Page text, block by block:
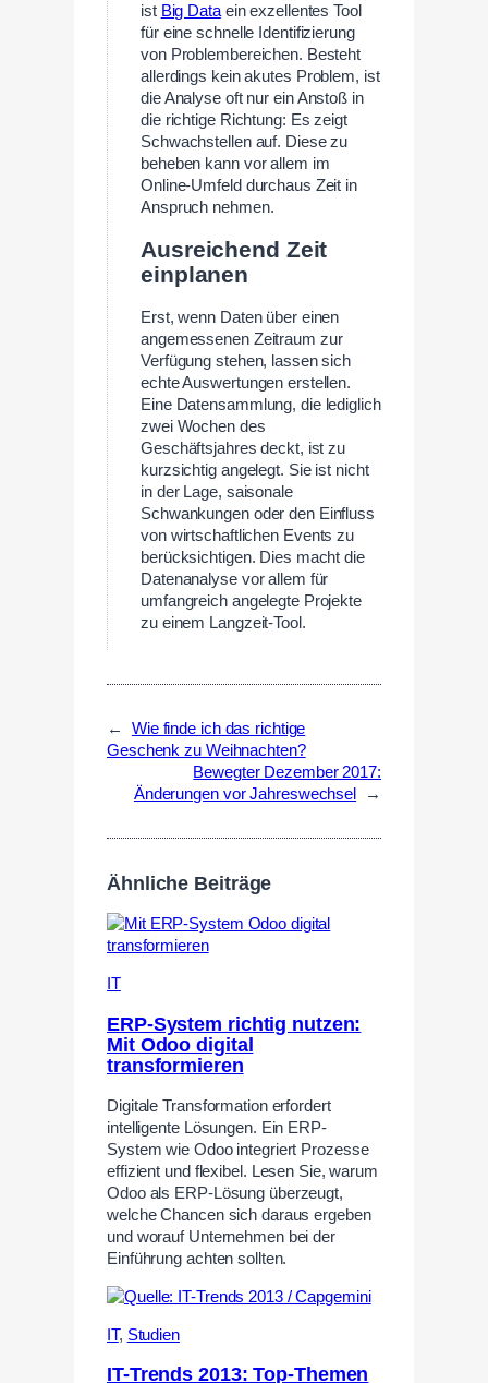
ist Big Dataein exzellentes Tool
für eine schnelle Identifizierung
von Problembereichen. Besteht
allerdings kein akutes Problem, ist
die Analyse oft nur ein Anstoß in
die richtige Richtung: Es zeigt
Schwachstellen auf. Diese zu
beheben kann vor allem im
Online-Umfeld durchaus Zeit in
Anspruch nehmen.
Ausreichend Zeit
einplanen
Erst, wenn Daten über einen
angemessenen Zeitraum zur
Verfügung stehen, lassen sich
echte Auswertungen erstellen.
Eine Datensammlung, die lediglich
zwei Wochen des
Geschäftsjahres deckt, ist zu
kurzsichtig angelegt. Sie ist nicht
in der Lage, saisonale
Schwankungen oder den Einfluss
von wirtschaftlichen Events zu
berücksichtigen. Dies macht die
Datenanalyse vor allem für
umfangreich angelegte Projekte
zu einem Langzeit-Tool.
←
Wie finde ich das richtige
Geschenk zu Weihnachten?
Bewegter Dezember 2017:
Änderungen vor Jahreswechsel
→
Ähnliche Beiträge
IT
ERP-System richtig nutzen:
Mit Odoo digital
transformieren
Digitale Transformation erfordert
intelligente Lösungen. Ein ERP-
System wie Odoo integriert Prozesse
effizient und flexibel. Lesen Sie, warum
Odoo als ERP-Lösung überzeugt,
welche Chancen sich daraus ergeben
und worauf Unternehmen bei der
Einführung achten sollten.
IT, Studien
IT-Trends 2013: Top-Themen